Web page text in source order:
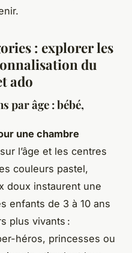
: explorer les
du
ado
par âge : bébé,
une chambre
l’âge et les centres
couleurs pastel,
doux instaurent une
enfants de 3 à 10 ans
plus vivants :
héros, princesses ou